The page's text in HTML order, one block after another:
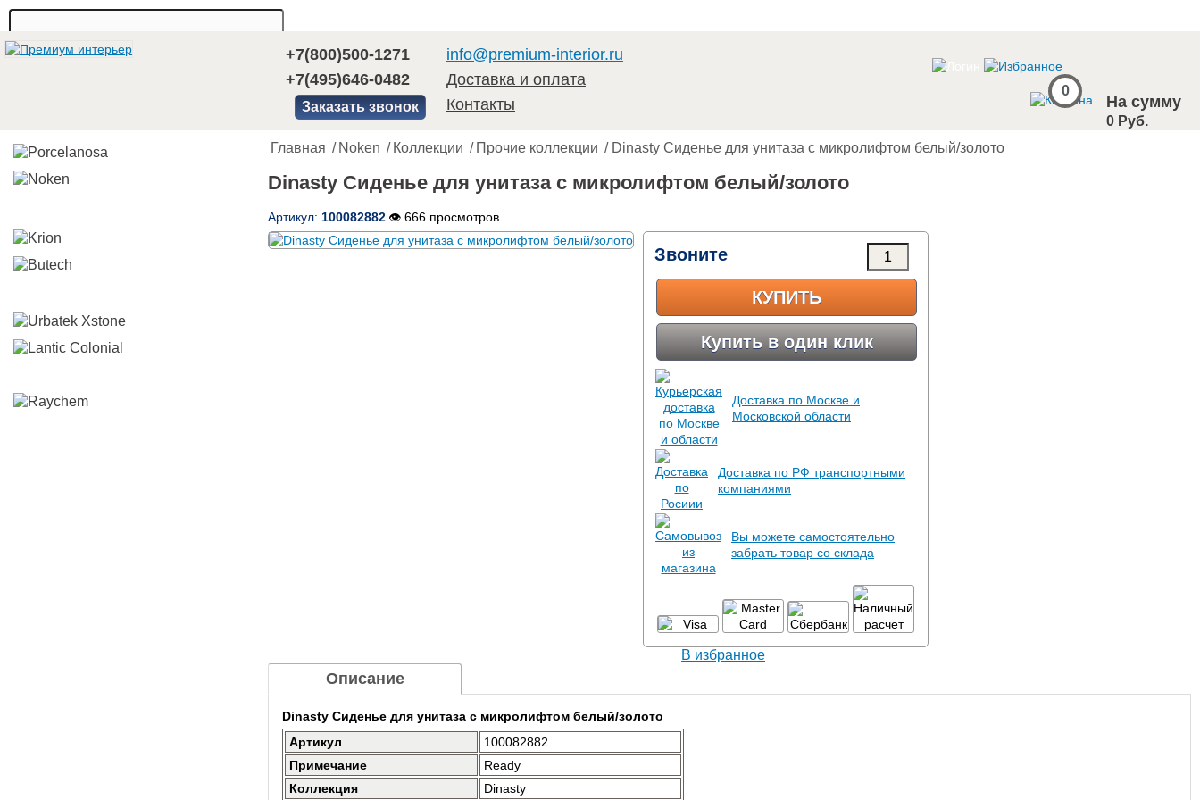
+7(800)500-1271
+7(495)646-0482
Заказать звонок
info@premium-interior.ru
Доставка и оплата
Контакты
0
На сумму
0 Руб.
Главная / Noken / Коллекции / Прочие коллекции / Dinasty Сиденье для унитаза с микролифтом белый/золото
Dinasty Сиденье для унитаза с микролифтом белый/золото
Артикул: 100082882 👁 666 просмотров
Звоните
КУПИТЬ
Купить в один клик
Доставка по Москве и
Московской области
Доставка по РФ транспортными
компаниями
Вы можете самостоятельно
забрать товар со склада
В избранное
Описание
Dinasty Сиденье для унитаза с микролифтом белый/золото
Артикул
100082882
Примечание
Ready
Коллекция
Dinasty